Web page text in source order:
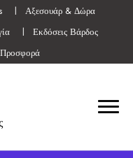
Αξεσουάρ & Δώρα
Εκδόσεις Βάρδος